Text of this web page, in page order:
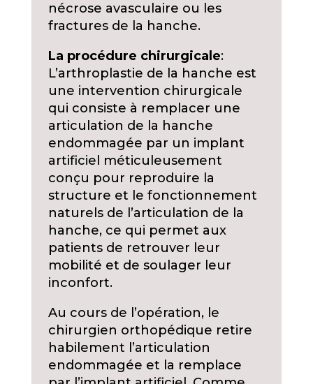
nécrose avasculaire ou les
fractures de la hanche.
La procédure chirurgicale:
L’arthroplastie de la hanche est
une intervention chirurgicale
qui consiste à remplacer une
articulation de la hanche
endommagée par un implant
artificiel méticuleusement
conçu pour reproduire la
structure et le fonctionnement
naturels de l’articulation de la
hanche, ce qui permet aux
patients de retrouver leur
mobilité et de soulager leur
inconfort.
Au cours de l’opération, le
chirurgien orthopédique retire
habilement l’articulation
endommagée et la remplace